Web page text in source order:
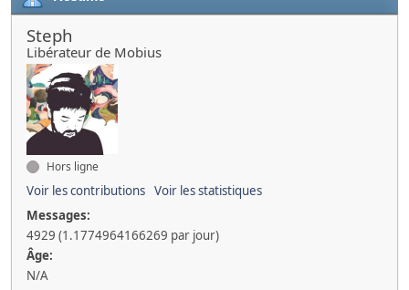
Steph
Libérateur de Mobius
Hors ligne
Voir les contributions Voir les statistiques
Messages:
4929 (1.1774964166269 par jour)
Âge:
N/A